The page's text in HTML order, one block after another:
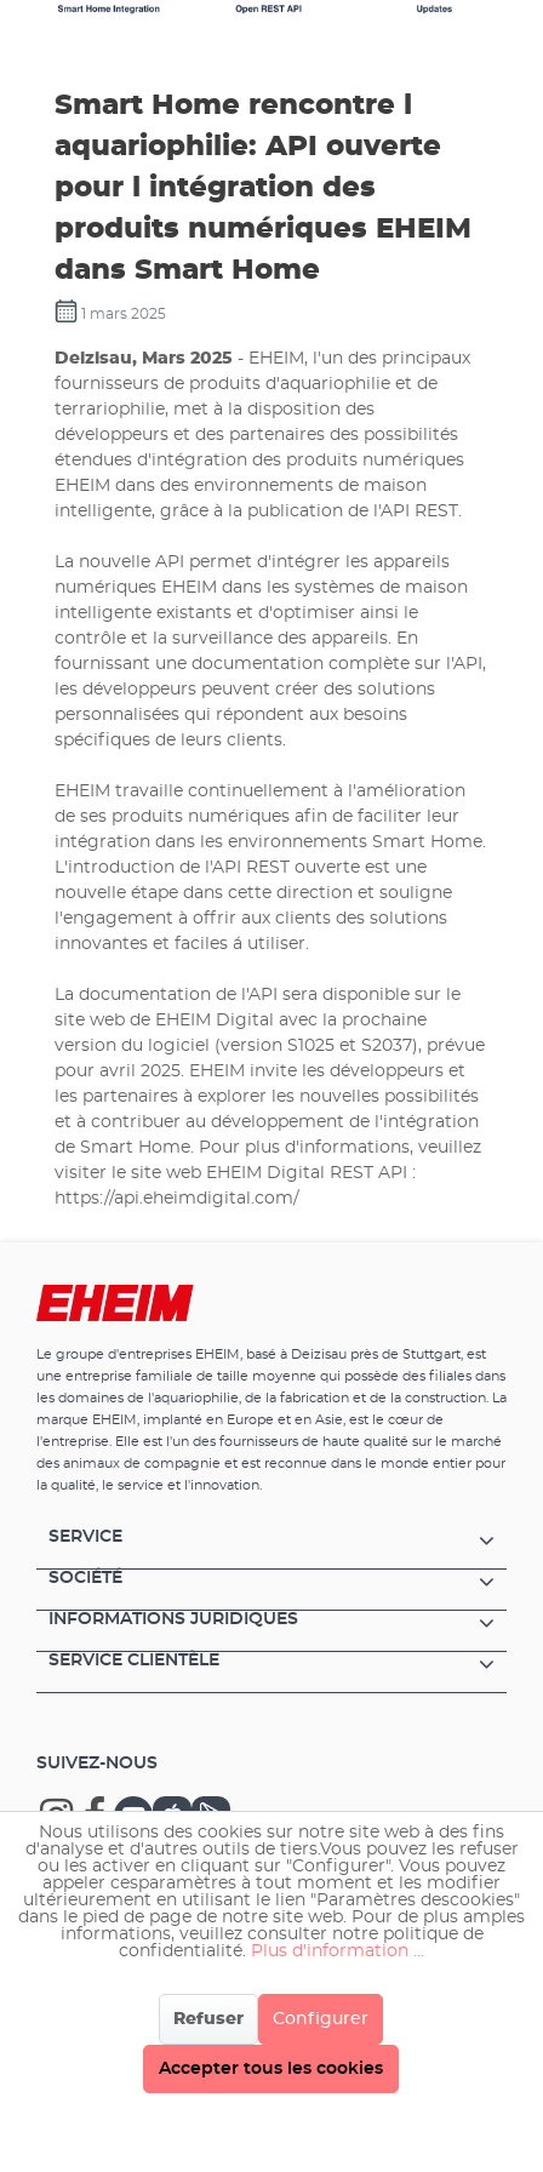
Smart Home rencontre l
aquariophilie: API ouverte
pour l intégration des
produits numériques EHEIM
dans Smart Home
1 mars 2025
Deizisau, Mars 2025 - EHEIM, l'un des principaux
fournisseurs de produits d'aquariophilie et de
terrariophilie, met à la disposition des
développeurs et des partenaires des possibilités
étendues d'intégration des produits numériques
EHEIM dans des environnements de maison
intelligente, grâce à la publication de l'API REST.
La nouvelle API permet d'intégrer les appareils
numériques EHEIM dans les systèmes de maison
intelligente existants et d'optimiser ainsi le
contrôle et la surveillance des appareils. En
fournissant une documentation complète sur l'API,
les développeurs peuvent créer des solutions
personnalisées qui répondent aux besoins
spécifiques de leurs clients.
EHEIM travaille continuellement à l'amélioration
de ses produits numériques afin de faciliter leur
intégration dans les environnements Smart Home.
L'introduction de l'API REST ouverte est une
nouvelle étape dans cette direction et souligne
l'engagement à offrir aux clients des solutions
innovantes et faciles á utiliser.
La documentation de l'API sera disponible sur le
site web de EHEIM Digital avec la prochaine
version du logiciel (version S1025 et S2037), prévue
pour avril 2025. EHEIM invite les développeurs et
les partenaires à explorer les nouvelles possibilités
et à contribuer au développement de l'intégration
de Smart Home. Pour plus d'informations, veuillez
visiter le site web EHEIM Digital REST API :
https://api.eheimdigital.com/
Le groupe d'entreprises EHEIM, basé à Deizisau près de Stuttgart, est
une entreprise familiale de taille moyenne qui possède des filiales dans
les domaines de l'aquariophilie, de la fabrication et de la construction. La
marque EHEIM, implanté en Europe et en Asie, est le cœur de
l'entreprise. Elle est l'un des fournisseurs de haute qualité sur le marché
des animaux de compagnie et est reconnue dans le monde entier pour
la qualité, le service et l'innovation.
SERVICE
SOCIÉTÉ
INFORMATIONS JURIDIQUES
SERVICE CLIENTÈLE
SUIVEZ-NOUS
Copyright © 2026 EHEIM GmbH & Co. KG.
Nous utilisons des cookies sur notre site web à des fins
d'analyse et d'autres outils de tiers.Vous pouvez les refuser
ou les activer en cliquant sur "Configurer". Vous pouvez
appeler cesparamètres à tout moment et les modifier
ultérieurement en utilisant le lien "Paramètres descookies"
dans le pied de page de notre site web. Pour de plus amples
informations, veuillez consulter notre politique de
confidentialité. Plus d'information ...
Refuser Configurer
Accepter tous les cookies